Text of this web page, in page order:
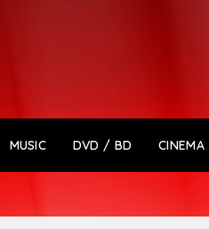
MUSIC DVD / BD CINEMA